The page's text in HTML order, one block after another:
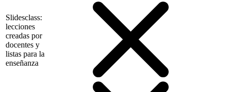
Slidesclass:
lecciones
creadas por
docentes y
listas para la
enseñanza